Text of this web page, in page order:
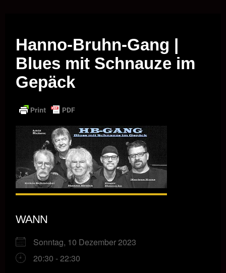
Hanno-Bruhn-Gang |
Blues mit Schnauze im
Gepäck
WANN
Sonntag, 10 Dezember 2023
20:30 - 22:30